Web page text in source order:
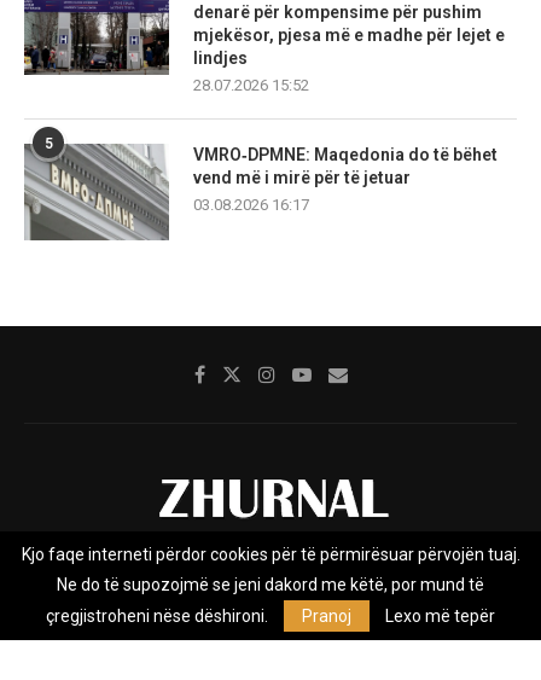
denarë për kompensime për pushim
mjekësor, pjesa më e madhe për lejet e
lindjes
28.07.2026 15:52
5
VMRO‑DPMNE: Maqedonia do të bëhet
vend më i mirë për të jetuar
03.08.2026 16:17
Rreth nesh Impresumi Marketing
Privacy Policy
Zhurnal.mk është Agjenci e Lajmeve e pavarur, e themeluar në vitin
Kjo faqe interneti përdor cookies për të përmirësuar përvojën tuaj.
Ne do të supozojmë se jeni dakord me këtë, por mund të
çregjistroheni nëse dëshironi.
Pranoj Lexo më tepër